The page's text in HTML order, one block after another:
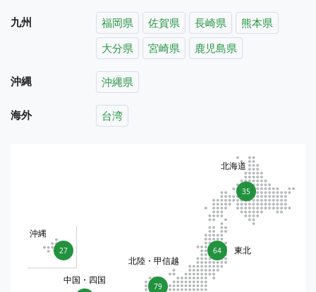
九州 福岡県 佐賀県 長崎県
熊本県
大分県
宮崎県 鹿児島県
沖縄 沖縄県
海外 台湾
35
北海道
64 東北
79
北陸・甲信越
中国・四国
27
沖縄